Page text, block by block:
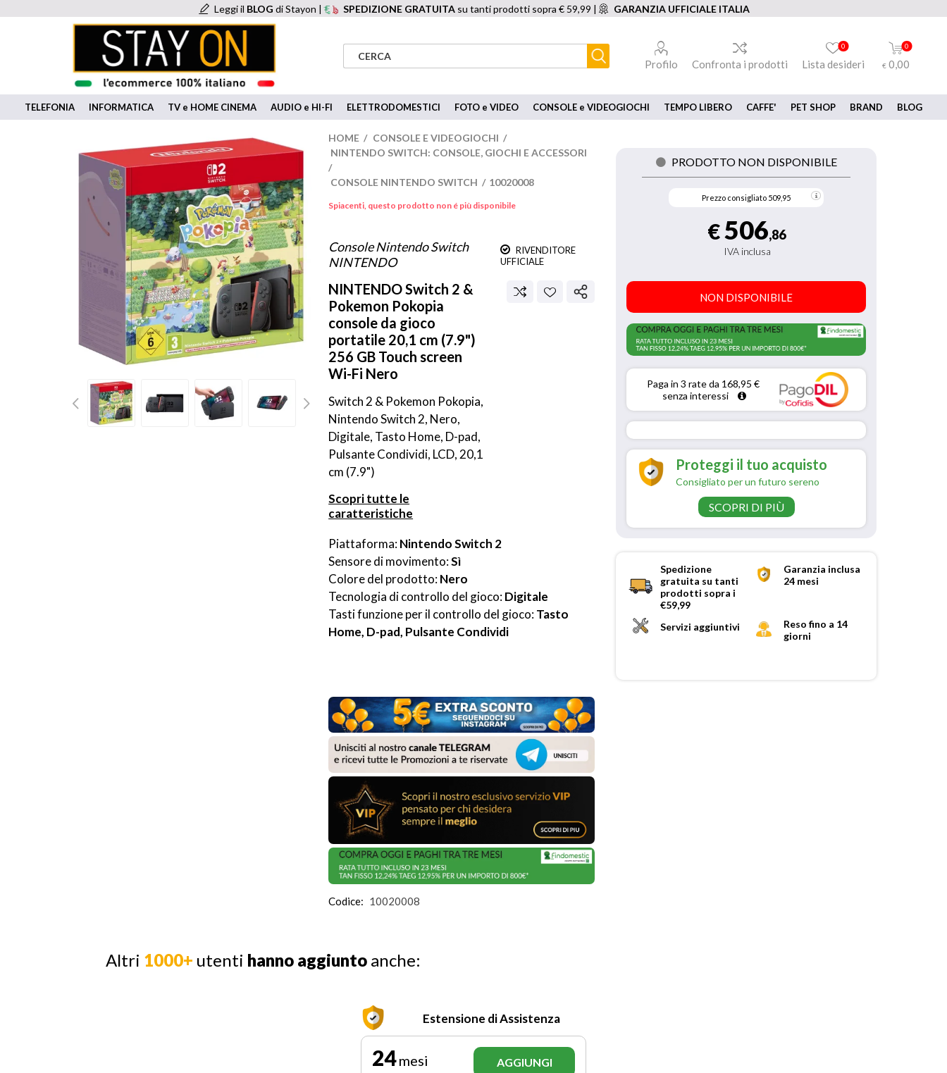
Leggi il BLOG di Stayon | SPEDIZIONE GRATUITA su tanti prodotti sopra € 59,99 | GARANZIA UFFICIALE ITALIA
Profilo Confronta i prodotti Lista desideri
0 0
€ 0,00
TELEFONIA INFORMATICA TV e HOME CINEMA AUDIO e HI-FI ELETTRODOMESTICI FOTO e VIDEO CONSOLE e VIDEOGIOCHI TEMPO LIBERO CAFFE' PET SHOP BRAND BLOG
HOME / CONSOLE E VIDEOGIOCHI /
NINTENDO SWITCH: CONSOLE, GIOCHI E ACCESSORI
/
CONSOLE NINTENDO SWITCH / 10020008
Spiacenti, questo prodotto non é più disponibile
Console Nintendo Switch
NINTENDO
RIVENDITORE
UFFICIALE
NINTENDOSwitch 2 &
Pokemon Pokopia
console da gioco
portatile 20,1 cm (7.9")
256 GB Touch screen
Wi-Fi Nero
Switch 2 & Pokemon Pokopia,
Nintendo Switch 2, Nero,
Digitale, Tasto Home, D-pad,
Pulsante Condividi, LCD, 20,1
cm (7.9")
Scopri tutte le
caratteristiche
Piattaforma: Nintendo Switch 2
Sensore di movimento: Sì
Colore del prodotto: Nero
Tecnologia di controllo del gioco: Digitale
Tasti funzione per il controllo del gioco: Tasto
Home, D-pad, Pulsante Condividi
Codice: 10020008
PRODOTTO NON DISPONIBILE
Prezzo consigliato 509,95
€506,86
IVA inclusa
NON DISPONIBILE
Paga in 3 rate da 168,95 €
senza interessi
Proteggi il tuo acquisto
Consigliato per un futuro sereno
SCOPRI DI PIÙ
Spedizione
gratuita su tanti
prodotti sopra i
€59,99
Garanzia inclusa
24 mesi
Servizi aggiuntivi
Reso fino a 14
giorni
Altri 1000+ utenti hanno aggiunto anche:
Estensione di Assistenza
24mesi
AGGIUNGI